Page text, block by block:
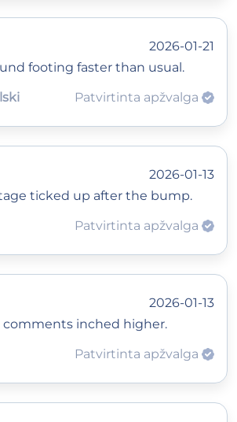
2026-01-21
footing faster than usual.
Patvirtinta apžvalga
2026-01-13
ticked up after the bump.
Patvirtinta apžvalga
2026-01-13
inched higher.
Patvirtinta apžvalga